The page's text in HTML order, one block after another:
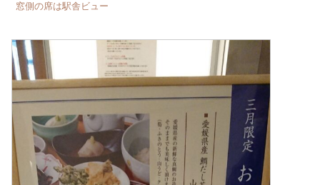
窓側の席は駅舎ビュー